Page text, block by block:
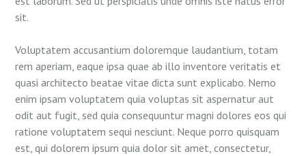
sit.
Voluptatem accusantium doloremque laudantium, totam
rem aperiam, eaque ipsa quae ab illo inventore veritatis et
quasi architecto beatae vitae dicta sunt explicabo. Nemo
enim ipsam voluptatem quia voluptas sit aspernatur aut
odit aut fugit, sed quia consequuntur magni dolores eos qui
ratione voluptatem sequi nesciunt. Neque porro quisquam
est, qui dolorem ipsum quia dolor sit amet, consectetur,